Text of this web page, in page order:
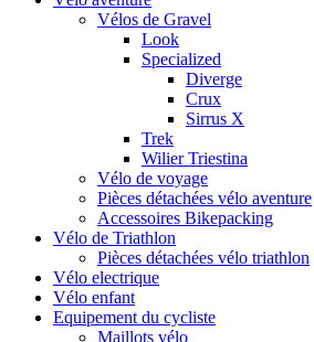
Vélos de Gravel
Look
Specialized
Diverge
Crux
Sirrus X
Trek
Wilier Triestina
Vélo de voyage
Pièces détachées vélo aventure
Accessoires Bikepacking
Vélo de Triathlon
Pièces détachées vélo triathlon
Vélo electrique
Vélo enfant
Equipement du cycliste
Maillots vélo